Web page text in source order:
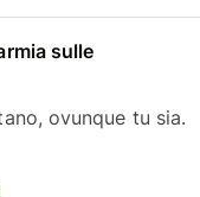
sulle
ovunque tu sia.